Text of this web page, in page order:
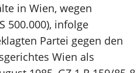
in Wien, wegen
500.000), infolge
Partei gegen den
Wien als